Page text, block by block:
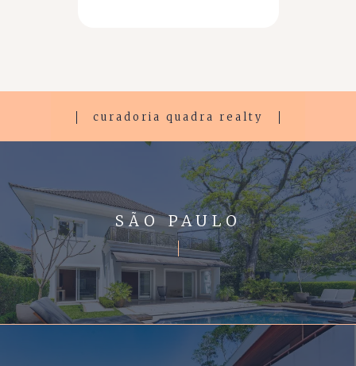
curadoria quadra realty
SÃO PAULO